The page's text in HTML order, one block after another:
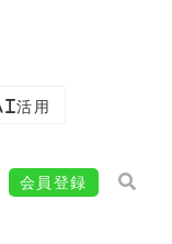
活用
会員登録